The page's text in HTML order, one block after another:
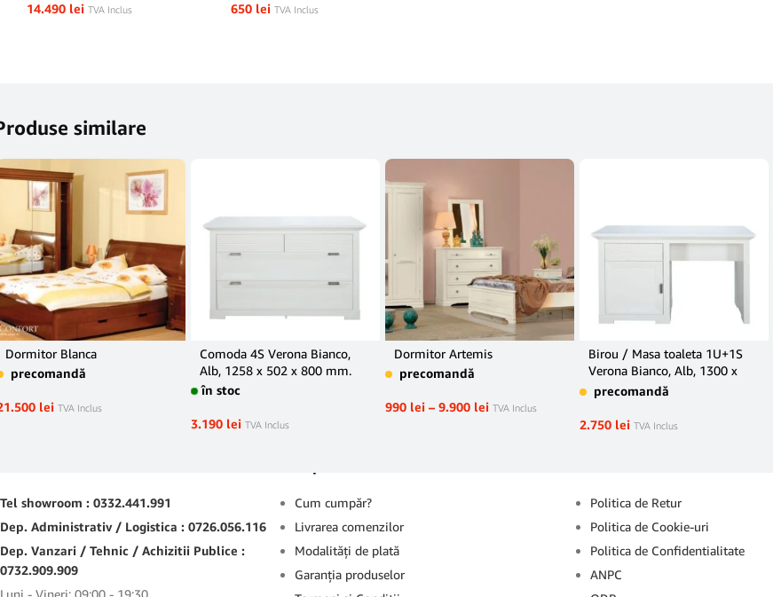
14.490 lei TVA Inclus 650 lei TVA Inclus
similare
Dormitor Blanca
precomandă
lei TVA Inclus
Comoda 4S Verona Bianco,
Alb, 1258 x 502 x 800 mm.
în stoc
3.190 lei TVA Inclus
Dormitor Artemis
precomandă
990 lei – 9.900 lei TVA Inclus
Birou / Masa toaleta 1U+1S
Verona Bianco, Alb, 1300 x
500 x 770 mm.
precomandă
2.750 lei TVA Inclus
Tel showroom : 0332.441.991
Dep. Administrativ / Logistica : 0726.056.116
Dep. Vanzari / Tehnic / Achizitii Publice :
0732.909.909
Cum cumpăr?
Livrarea comenzilor
Modalităţi de plată
Garanţia produselor
Politica de Retur
Politica de Cookie-uri
Politica de Confidentialitate
ANPC